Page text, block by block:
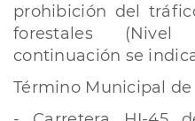
prohibición del
forestales
continuación se
Término Municipal